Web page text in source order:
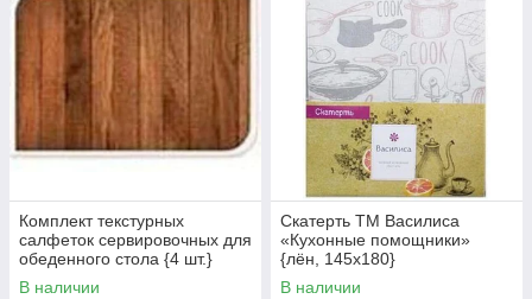
Комплект текстурных
салфеток сервировочных для
обеденного стола {4 шт.}
(Сосна)
В наличии
Скатерть ТМ Василиса
«Кухонные помощники»
{лён, 145х180}
В наличии